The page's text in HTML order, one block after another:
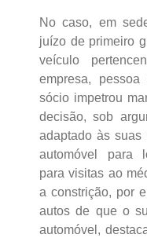
No caso, em
juízo de primeiro
veículo
empresa,
sócio impetrou
decisão, sob
adaptado às
automóvel para
para visitas ao
a constrição, por
autos de que o
automóvel,